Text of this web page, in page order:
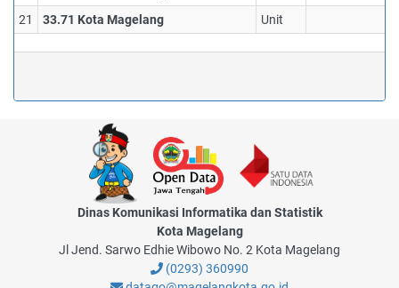
21
33.71 Kota Magelang Unit
Dinas Komunikasi Informatika dan Statistik
Kota Magelang
Jl Jend. Sarwo Edhie Wibowo No. 2 Kota Magelang
(0293) 360990